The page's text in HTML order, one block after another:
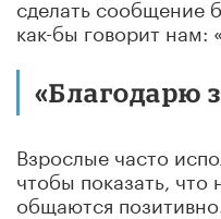
сделать сообщение
как-бы говорит нам:
«Благодарю
Взрослые часто
чтобы показать, что
общаются позитивно.